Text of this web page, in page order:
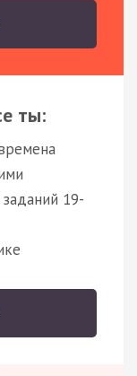
ты:
19-